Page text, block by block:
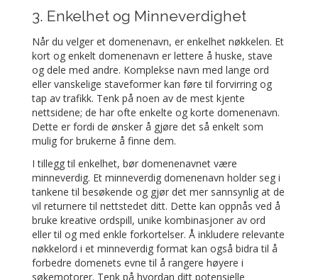
3. Enkelhet og Minneverdighet
Når du velger et domenenavn, er enkelhet nøkkelen. Et
kort og enkelt domenenavn er lettere å huske, stave
og dele med andre. Komplekse navn med lange ord
eller vanskelige staveformer kan føre til forvirring og
tap av trafikk. Tenk på noen av de mest kjente
nettsidene; de har ofte enkelte og korte domenenavn.
Dette er fordi de ønsker å gjøre det så enkelt som
mulig for brukerne å finne dem.
I tillegg til enkelhet, bør domenenavnet være
minneverdig. Et minneverdig domenenavn holder seg i
tankene til besøkende og gjør det mer sannsynlig at de
vil returnere til nettstedet ditt. Dette kan oppnås ved å
bruke kreative ordspill, unike kombinasjoner av ord
eller til og med enkle forkortelser. Å inkludere relevante
nøkkelord i et minneverdig format kan også bidra til å
forbedre domenets evne til å rangere høyere i
søkemotorer. Tenk på hvordan ditt potensielle